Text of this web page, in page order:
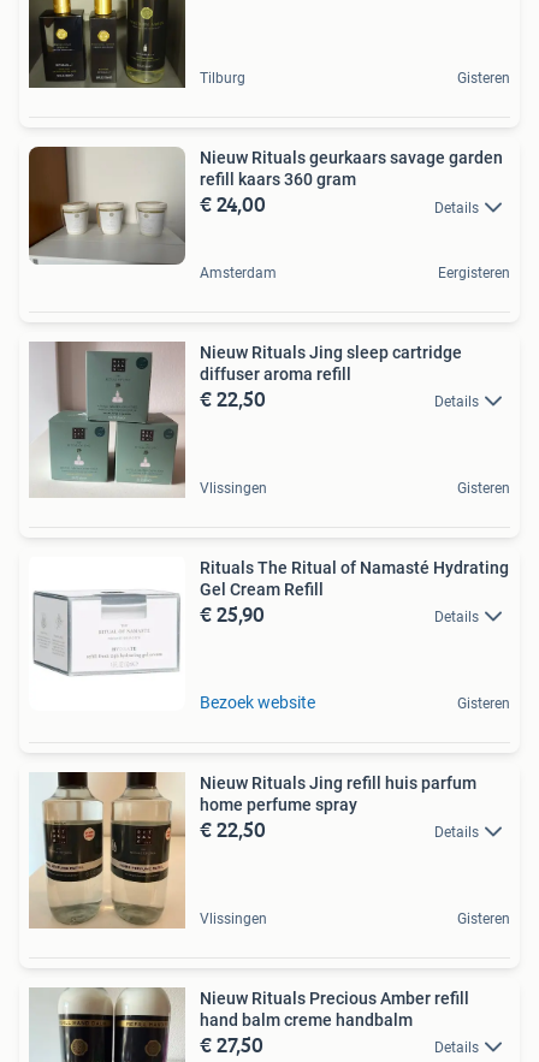
Tilburg Gisteren
Nieuw Rituals geurkaars savage garden
refill kaars 360 gram
€ 24,00 Details
Amsterdam Eergisteren
Nieuw Rituals Jing sleep cartridge
diffuser aroma refill
€ 22,50 Details
Vlissingen Gisteren
Rituals The Ritual of Namasté Hydrating
Gel Cream Refill
€ 25,90 Details
Bezoek website Gisteren
Nieuw Rituals Jing refill huis parfum
home perfume spray
€ 22,50 Details
Vlissingen Gisteren
Nieuw Rituals Precious Amber refill
hand balm creme handbalm
€ 27,50 Details